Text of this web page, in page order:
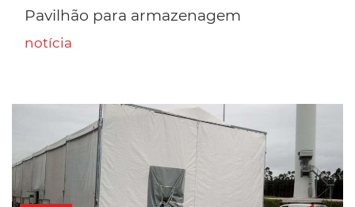
Pavilhão para armazenagem
notícia